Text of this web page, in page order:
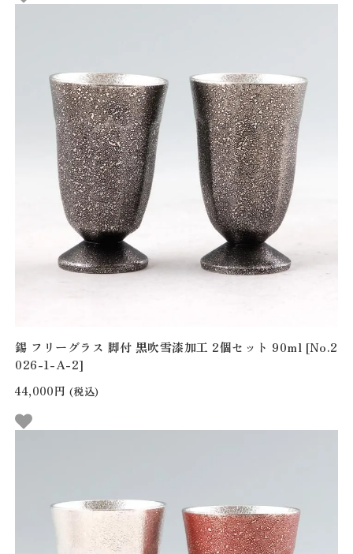
錫 フリーグラス 脚付 黒吹雪漆加工 2個セット 90ml [No.2
026-1-A-2]
44,000円 (税込)